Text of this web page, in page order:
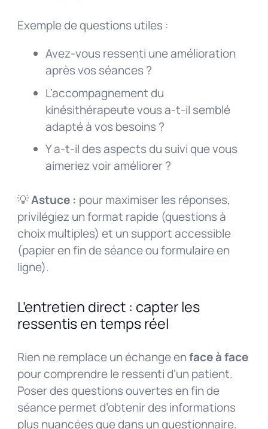
Exemple de questions utiles :
Avez-vous ressenti une amélioration
après vos séances ?
L’accompagnement du
kinésithérapeute vous a-t-il semblé
adapté à vos besoins ?
Y a-t-il des aspects du suivi que vous
aimeriez voir améliorer ?
💡Astuce : pour maximiser les réponses,
privilégiez un format rapide (questions à
choix multiples) et un support accessible
(papier en fin de séance ou formulaire en
ligne).
L’entretien direct : capter les
ressentis en temps réel
Rien ne remplace un échange enface à face
pour comprendre le ressenti d’un patient.
Poser des questions ouvertes en fin de
séance permet d’obtenir des informations
plus nuancées que dans un questionnaire.